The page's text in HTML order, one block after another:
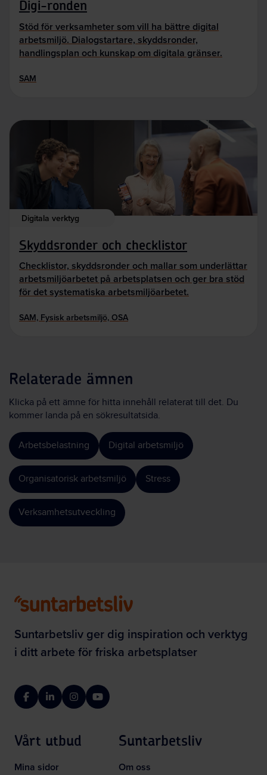
Digi-ronden
Stöd för verksamheter som vill ha bättre digital
arbetsmiljö. Dialogstartare, skyddsronder,
handlingsplan och kunskap om digitala gränser.
SAM
Digitala verktyg
Skyddsronder och checklistor
Checklistor, skyddsronder och mallar som underlättar
arbetsmiljöarbetet på arbetsplatsen och ger bra stöd
för det systematiska arbetsmiljöarbetet.
SAM, Fysisk arbetsmiljö, OSA
Relaterade ämnen
Klicka på ett ämne för hitta innehåll relaterat till det. Du
kommer landa på en sökresultatsida.
Arbetsbelastning Digital arbetsmiljö
Organisatorisk arbetsmiljö Stress
Verksamhetsutveckling
Suntarbetsliv ger dig inspiration och verktyg
i ditt arbete för friska arbetsplatser
FacebookLinkedInInstagramYouTube
Vårt utbud
Mina sidor
Suntarbetsliv
Om oss